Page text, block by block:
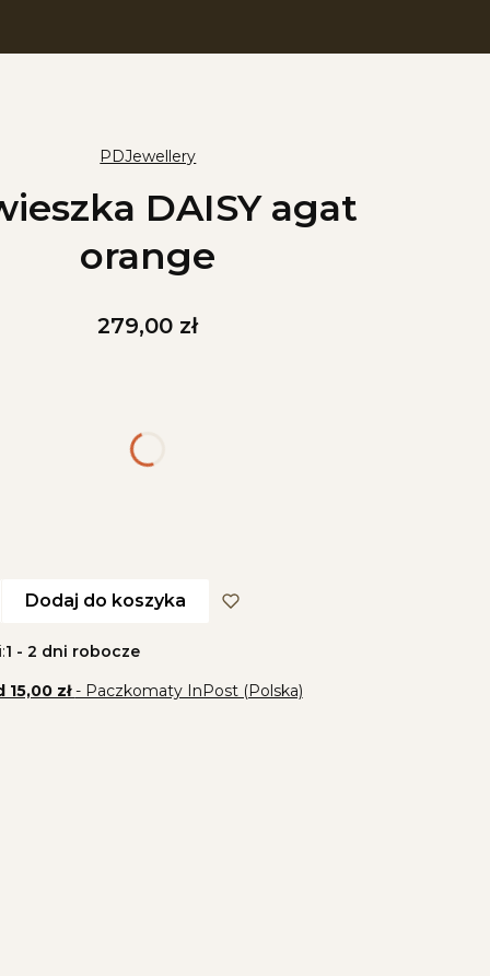
PDJewellery
DAISY agat
orange
Cena
279,00 zł
Dodaj do koszyka
1 - 2 dni robocze
15,00 zł- Paczkomaty InPost (Polska)